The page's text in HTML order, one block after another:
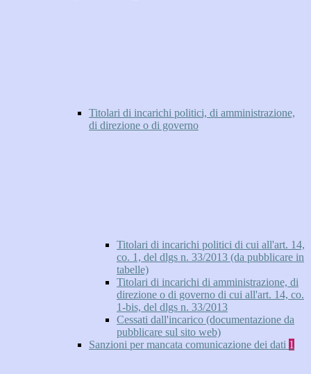
Titolari di incarichi politici, di amministrazione,
di direzione o di governo
Titolari di incarichi politici di cui all'art. 14,
co. 1, del dlgs n. 33/2013 (da pubblicare in
tabelle)
Titolari di incarichi di amministrazione, di
direzione o di governo di cui all'art. 14, co.
1-bis, del dlgs n. 33/2013
Cessati dall'incarico (documentazione da
pubblicare sul sito web)
Sanzioni per mancata comunicazione dei dati 1